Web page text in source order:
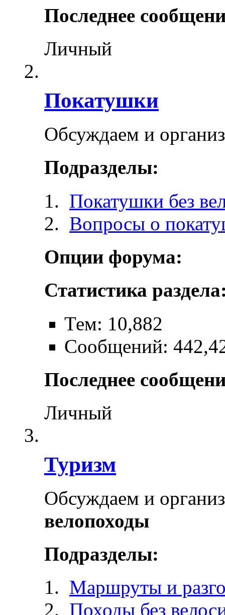
Последнее
Личный
Покатушки
Обсуждаем и
Подразделы:
Покатушки без
Вопросы о
Опции форума:
Статистика
Тем: 10,882
Сообщений:
Последнее
Личный
Туризм
Обсуждаем и
велопоходы
Подразделы:
Маршруты и
Походы без